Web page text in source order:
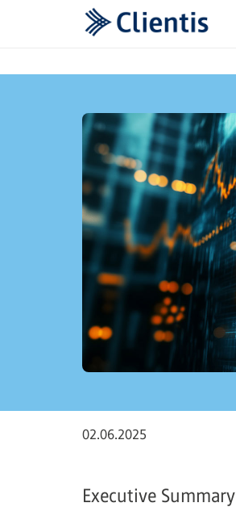
02.06.2025
Executive Summary